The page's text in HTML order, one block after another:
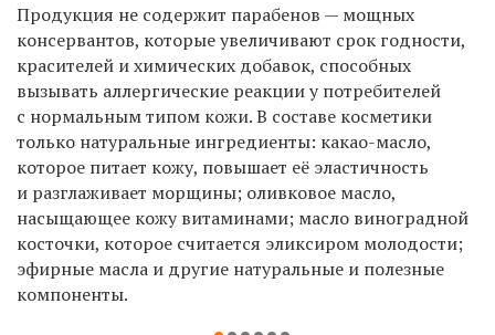
Продукция не содержит парабенов — мощных
консервантов, которые увеличивают срок годности,
красителей и химических добавок, способных
вызывать аллергические реакции у потребителей
с нормальным типом кожи. В составе косметики
только натуральные ингредиенты: какао-масло,
которое питает кожу, повышает её эластичность
и разглаживает морщины; оливковое масло,
насыщающее кожу витаминами; масло виноградной
косточки, которое считается эликсиром молодости;
эфирные масла и другие натуральные и полезные
компоненты.